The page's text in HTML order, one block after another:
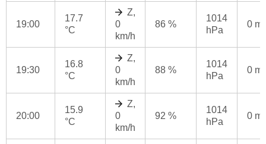
19:00
17.7
°C
Z,
0
km/h
86 %
1014
hPa
0
19:30
16.8
°C
Z,
0
km/h
88 %
1014
hPa
0
20:00
15.9
°C
Z,
0
km/h
92 %
1014
hPa
0